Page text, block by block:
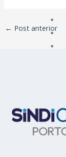
← Post anterior